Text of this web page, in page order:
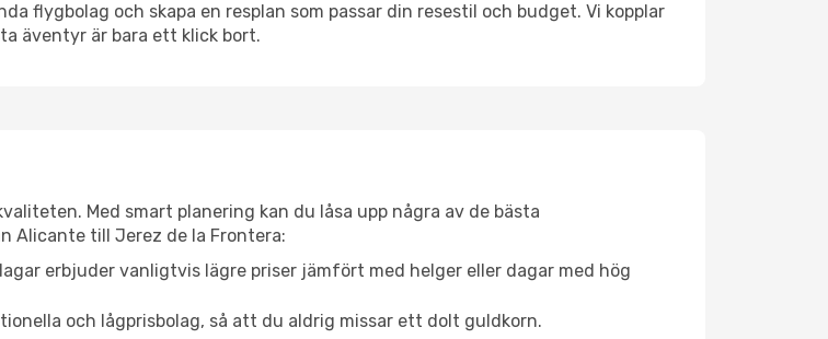
flygbolag och skapa en resplan som passar din resestil och budget. Vi kopplar
äventyr är bara ett klick bort.
Med smart planering kan du låsa upp några av de bästa
Alicante till Jerez de la Frontera:
erbjuder vanligtvis lägre priser jämfört med helger eller dagar med hög
och lågprisbolag, så att du aldrig missar ett dolt guldkorn.